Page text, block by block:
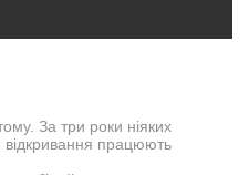
За три роки ніяких
працюють